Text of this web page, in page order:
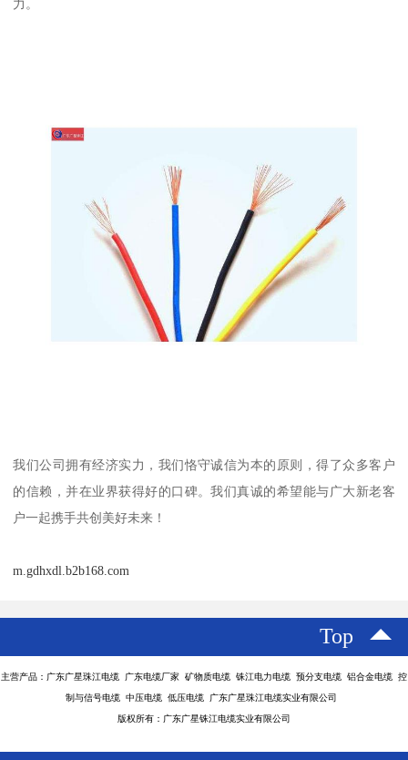
力。
我们公司拥有经济实力，我们恪守诚信为本的原则，得了众多客户
的信赖，并在业界获得好的口碑。我们真诚的希望能与广大新老客
户一起携手共创美好未来！
m.gdhxdl.b2b168.com
Top
主营产品：广东广星珠江电缆 广东电缆厂家 矿物质电缆 铢江电力电缆 预分支电缆 铝合金电缆 控
制与信号电缆 中压电缆 低压电缆 广东广星珠江电缆实业有限公司
版权所有：广东广星铢江电缆实业有限公司